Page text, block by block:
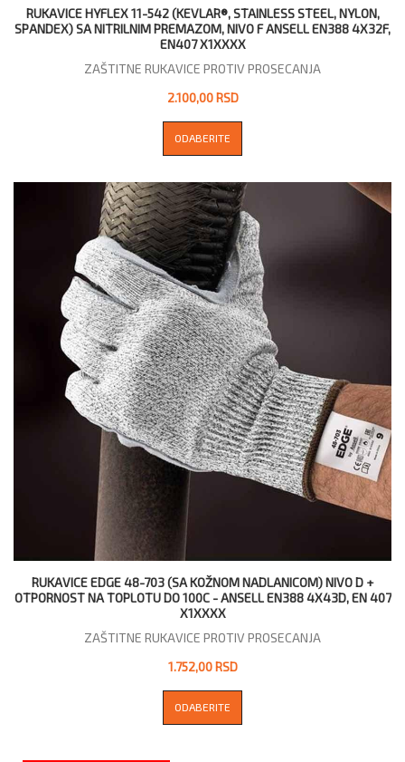
RUKAVICE HYFLEX 11-542 (KEVLAR®, STAINLESS STEEL, NYLON,
SPANDEX) SA NITRILNIM PREMAZOM, NIVO F АNSELL EN388 4X32F,
EN407 X1XXXX
ZAŠTITNE RUKAVICE PROTIV PROSECANJA
2.100,00 RSD
ODABERITE
RUKAVICE EDGE 48-703 (SA KOŽNOM NADLANICOM) NIVO D +
OTPORNOST NA TOPLOTU DO 100C - АNSELL EN388 4X43D, EN 407
X1XXXX
ZAŠTITNE RUKAVICE PROTIV PROSECANJA
1.752,00 RSD
ODABERITE